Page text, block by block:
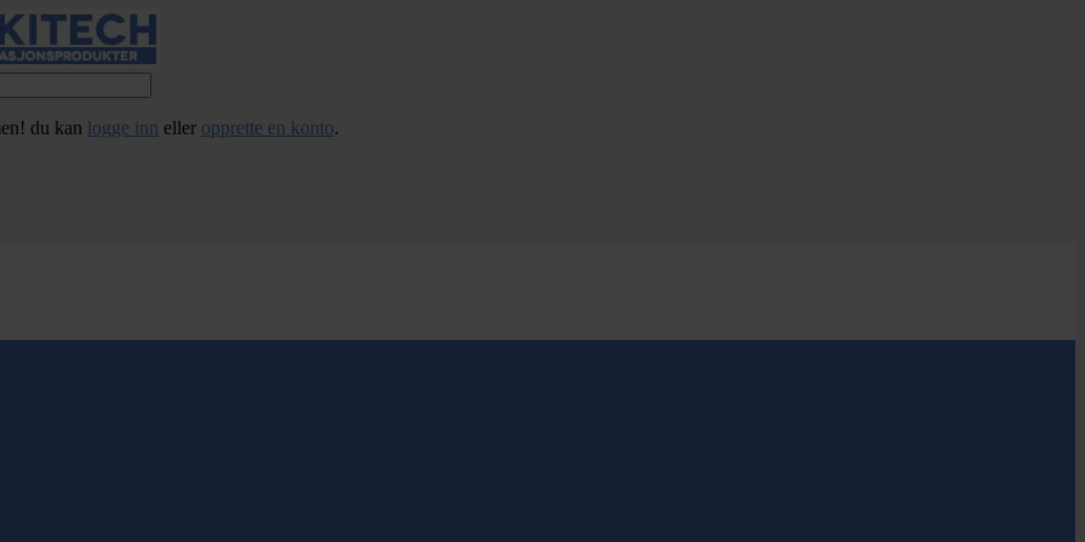
du kan logge inn eller opprette en konto.